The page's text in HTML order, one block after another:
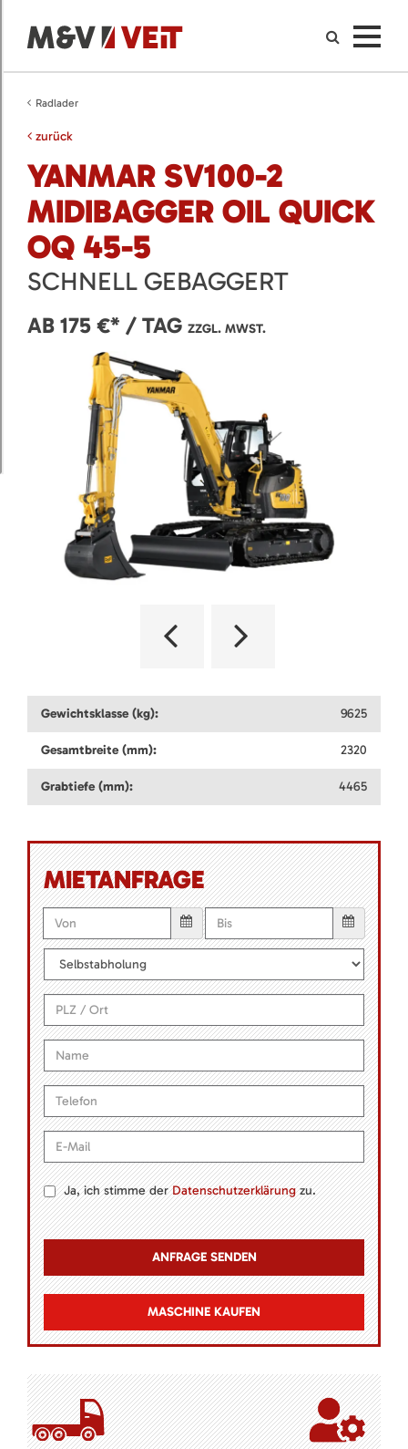
Radlader
zurück
YANMAR SV100-2
MIDIBAGGER OIL QUICK
OQ 45-5
SCHNELL GEBAGGERT
AB 175 €* / TAG ZZGL. MWST.
Gewichtsklasse (kg): 9625
Gesamtbreite (mm): 2320
Grabtiefe (mm): 4465
MIETANFRAGE
Ja, ich stimme derDatenschutzerklärungzu.
MASCHINE KAUFEN